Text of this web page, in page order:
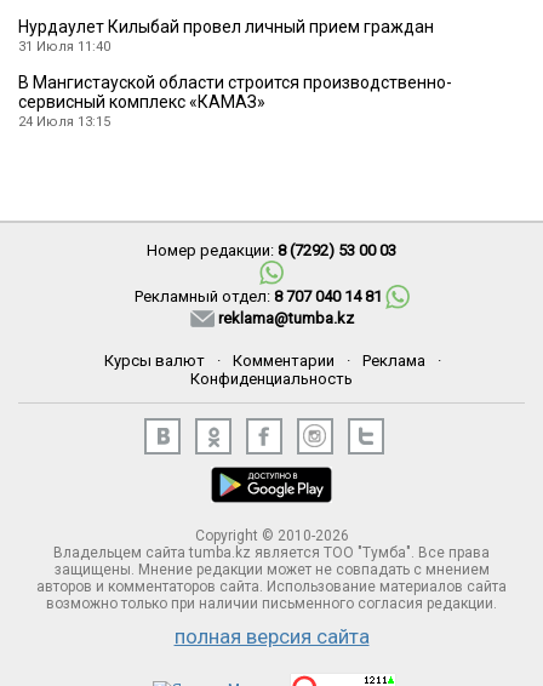
Нурдаулет Килыбай провел личный прием граждан
31 Июля 11:40
В Мангистауской области строится производственно-
сервисный комплекс «КАМАЗ»
24 Июля 13:15
Номер редакции: 8 (7292) 53 00 03
Рекламный отдел: 8 707 040 14 81
reklama@tumba.kz
Курсы валют · Комментарии · Реклама
·
Конфиденциальность
Copyright © 2010-2026
Владельцем сайта tumba.kz является ТОО "Тумба". Все права
защищены. Мнение редакции может не совпадать с мнением
авторов и комментаторов сайта. Использование материалов сайта
возможно только при наличии письменного согласия редакции.
полная версия сайта